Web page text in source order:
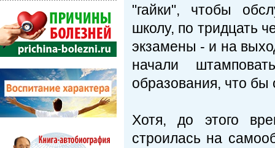
"гайки", чтобы
школу, по тридцать
экзамены - и на
начали
образования, что бы
Хотя, до этого
строилась на